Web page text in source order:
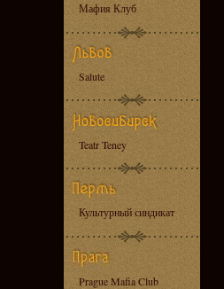
Мафия Клуб
Salute
Teatr Teney
Культурный синдикат
Prague Mafia Club